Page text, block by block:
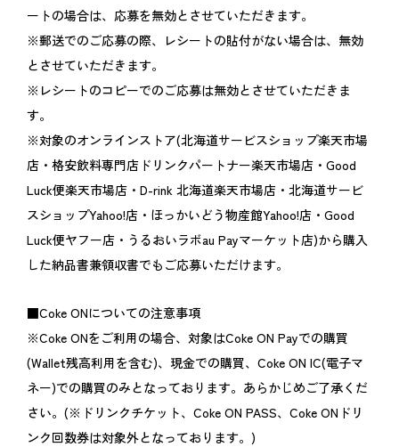
ートの場合は、応募を無効とさせていただきます。
※郵送でのご応募の際、レシートの貼付がない場合は、無効
とさせていただきます。
※レシートのコピーでのご応募は無効とさせていただきま
す。
※対象のオンラインストア(北海道サービスショップ楽天市場
店・格安飲料専門店ドリンクパートナー楽天市場店・Good
Luck便楽天市場店・D-rink 北海道楽天市場店・北海道サービ
スショップYahoo!店・ほっかいどう物産館Yahoo!店・Good
Luck便ヤフー店・うるおいラボau Payマーケット店)から購入
した納品書兼領収書でもご応募いただけます。
■Coke ONについての注意事項
※Coke ONをご利用の場合、対象はCoke ON Payでの購買
(Wallet残高利用を含む)、現金での購買、Coke ON IC(電子マ
ネー)での購買のみとなっております。あらかじめご了承くだ
さい。(※ドリンクチケット、Coke ON PASS、Coke ONドリ
ンク回数券は対象外となっております。)